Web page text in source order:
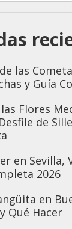
las
y Guía
Flores
de
en Sevilla,
2026
en
Qué Hacer